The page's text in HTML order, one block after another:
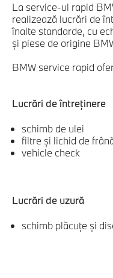
La service-ul rapid
realizează lucrări de
înalte standarde, cu
şi piese de origine
BMW service rapid
Lucrări de întreţinere
schimb de ulei
filtre şi lichid de
vehicle check
Lucrări de uzură
schimb plăcuțe şi